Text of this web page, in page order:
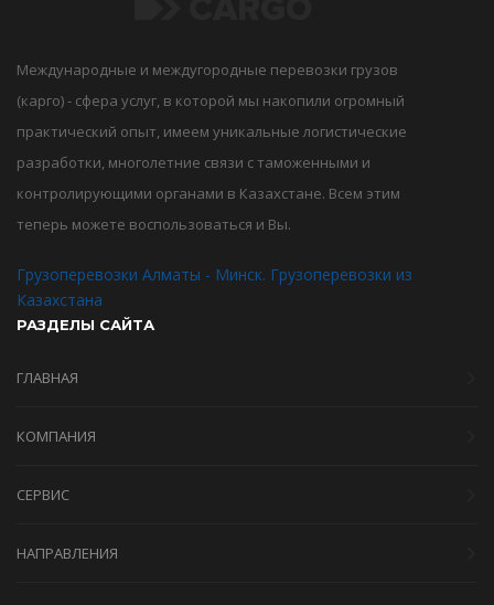
Международные и междугородные перевозки грузов
(карго) - сфера услуг, в которой мы накопили огромный
практический опыт, имеем уникальные логистические
разработки, многолетние связи с таможенными и
контролирующими органами в Казахстане. Всем этим
теперь можете воспользоваться и Вы.
Грузоперевозки Алматы - Минск. Грузоперевозки из
Казахстана
РАЗДЕЛЫ САЙТА
ГЛАВНАЯ
КОМПАНИЯ
СЕРВИС
НАПРАВЛЕНИЯ